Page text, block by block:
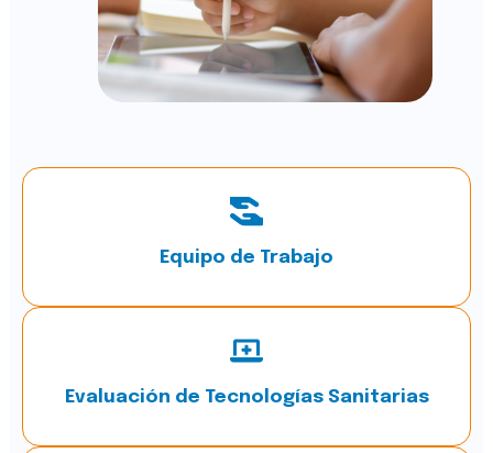
Equipo de Trabajo
Evaluación de Tecnologías Sanitarias